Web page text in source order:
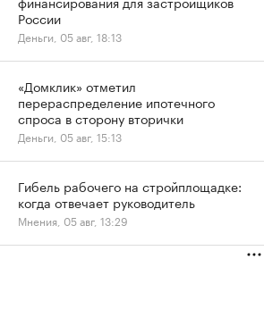
России
Деньги, 05 авг, 18:13
«Домклик» отметил
перераспределение ипотечного
спроса в сторону вторички
Деньги, 05 авг, 15:13
Гибель рабочего на стройплощадке:
когда отвечает руководитель
Мнения, 05 авг, 13:29